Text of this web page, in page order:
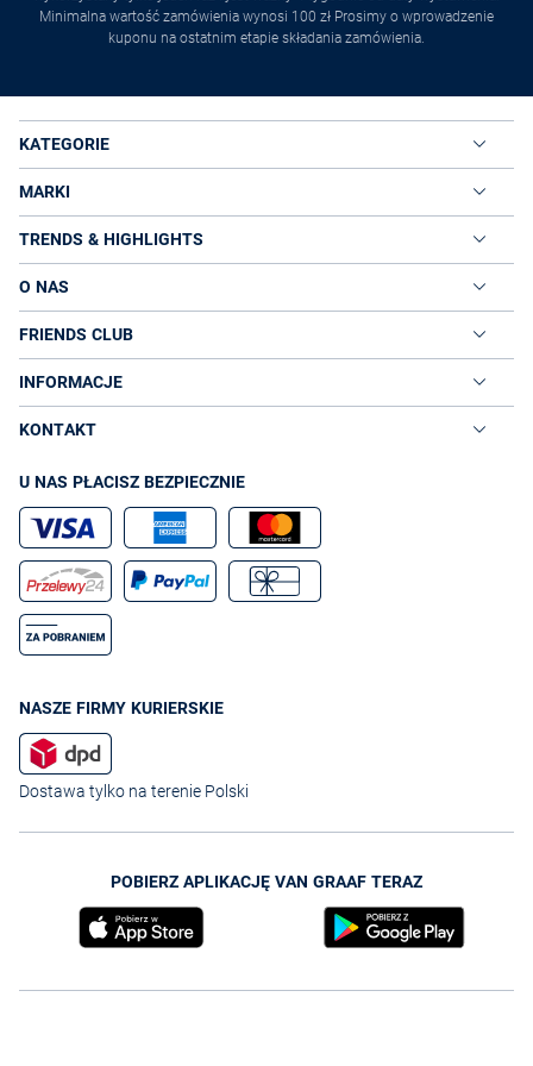
Minimalna wartość zamówienia wynosi 100 zł Prosimy o wprowadzenie
kuponu na ostatnim etapie składania zamówienia.
KATEGORIE
MARKI
TRENDS & HIGHLIGHTS
O NAS
FRIENDS CLUB
INFORMACJE
KONTAKT
U NAS PŁACISZ BEZPIECZNIE
NASZE FIRMY KURIERSKIE
Dostawa tylko na terenie Polski
POBIERZ APLIKACJĘ VAN GRAAF TERAZ